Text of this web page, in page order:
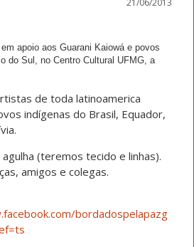
apoio aos Guarani Kaiowá e povos
do Sul, no Centro Cultural UFMG, a
de toda latinoamerica
indígenas do Brasil, Equador,
(teremos tecido e linhas).
amigos e colegas.
bordadospelapazg